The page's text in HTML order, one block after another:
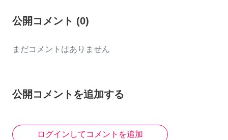
公開コメント (0)
まだコメントはありません
公開コメントを追加する
ログインしてコメントを追加